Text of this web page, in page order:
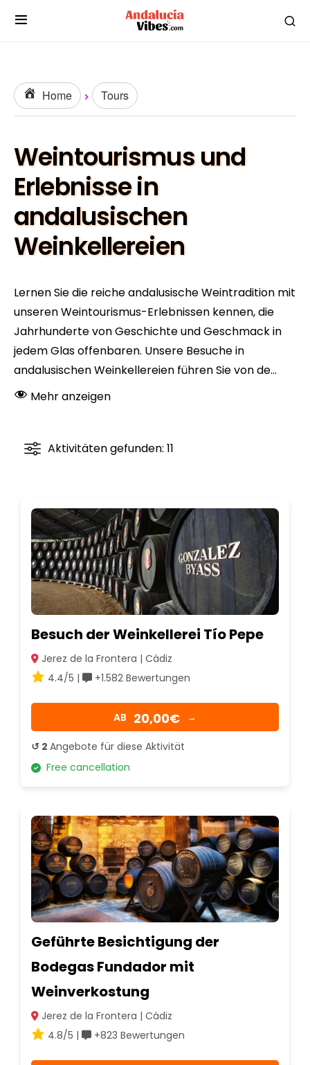
Home Tours
Weintourismus und
Erlebnisse in
andalusischen
Weinkellereien
Lernen Sie die reiche andalusische Weintradition mit
unseren Weintourismus-Erlebnissen kennen, die
Jahrhunderte von Geschichte und Geschmack in
jedem Glas offenbaren. Unsere Besuche in
andalusischen Weinkellereien führen Sie von de...
Mehr anzeigen
Aktivitäten gefunden: 11
Besuch der Weinkellerei Tío Pepe
Jerez de la Frontera | Cádiz
4.4/5 |
+1.582 Bewertungen
AB 20,00€ →
↺ 2 Angebote für diese Aktivität
Free cancellation
Geführte Besichtigung der
Bodegas Fundador mit
Weinverkostung
Jerez de la Frontera | Cádiz
4.8/5 |
+823 Bewertungen